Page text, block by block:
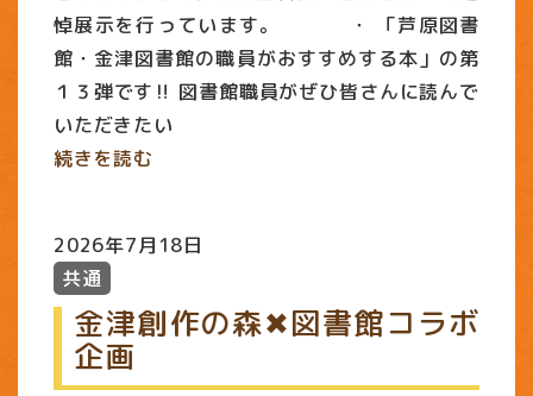
悼展示を行っています。 ・ 「芦原図書
館・金津図書館の職員がおすすめする本」の第
１３弾です‼ 図書館職員がぜひ皆さんに読んで
いただきたい
続きを読む
2026年7月18日
共通
金津創作の森✖図書館コラボ
企画